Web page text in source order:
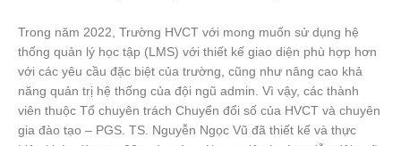
Trong năm 2022, Trường HVCT với mong muốn sử dụng hệ
thống quản lý học tập (LMS) với thiết kế giao diện phù hợp hơn
với các yêu cầu đặc biệt của trường, cũng như nâng cao khả
năng quản trị hệ thống của đội ngũ admin. Vì vậy, các thành
viên thuộc Tổ chuyên trách Chuyển đổi số của HVCT và chuyên
gia đào tạo – PGS. TS. Nguyễn Ngọc Vũ đã thiết kế và thực